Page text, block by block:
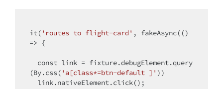
it( 'routes to flight-card' , fakeAsync(()
=> {
const link = fixture.debugElement.query
(By.css( 'a[class*=btn-default ]' ))